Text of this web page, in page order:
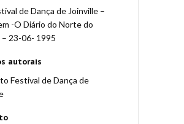
de Dança de Joinville –
-O Diário do Norte do
– 23-06- 1995
autorais
Festival de Dança de